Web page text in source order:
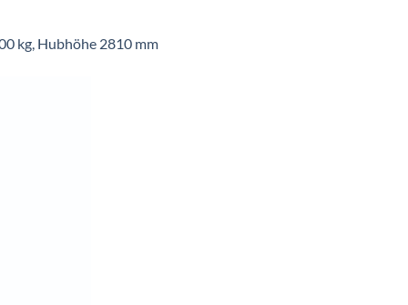
kg, Hubhöhe 2810 mm